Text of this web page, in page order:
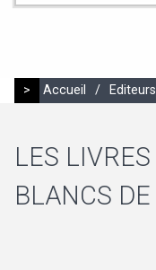
> Accueil / Editeurs
LES LIVRES
BLANCS DE